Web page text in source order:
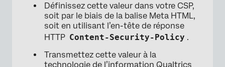
×
Définissez cette valeur dans votre CSP,
soit par le biais de la balise Meta HTML,
soit en utilisant l’en-tête de réponse
HTTP Content-Security-Policy .
Transmettez cette valeur à la
technologie de l’information Qualtrics